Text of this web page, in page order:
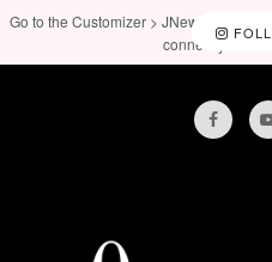
Go to the Customizer > JNews : Social,
connect your